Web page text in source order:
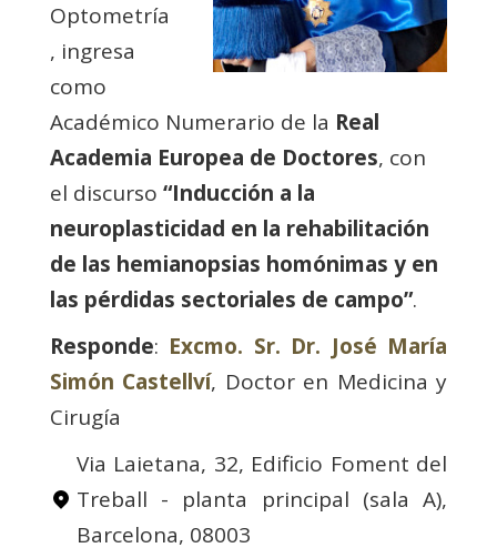
Optometría
, ingresa
como
Académico Numerario de la Real
Academia Europea de Doctores, con
el discurso “Inducción a la
neuroplasticidad en la rehabilitación
de las hemianopsias homónimas y en
las pérdidas sectoriales de campo”.
Responde: Excmo. Sr. Dr. José María
Simón Castellví, Doctor en Medicina y
Cirugía
Via Laietana, 32, Edificio Foment del
Treball - planta principal (sala A),
Barcelona, 08003